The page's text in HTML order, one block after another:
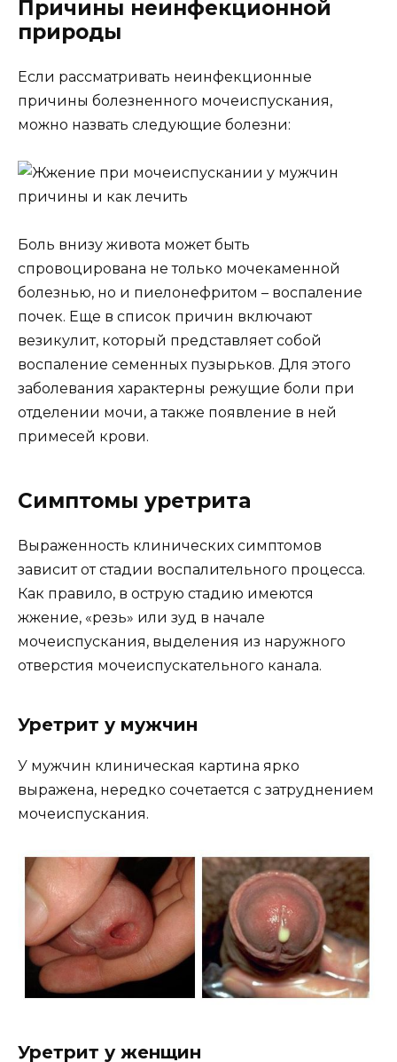
Причины неинфекционной
природы
Если рассматривать неинфекционные
причины болезненного мочеиспускания,
можно назвать следующие болезни:
Боль внизу живота может быть
спровоцирована не только мочекаменной
болезнью, но и пиелонефритом – воспаление
почек. Еще в список причин включают
везикулит, который представляет собой
воспаление семенных пузырьков. Для этого
заболевания характерны режущие боли при
отделении мочи, а также появление в ней
примесей крови.
Симптомы уретрита
Выраженность клинических симптомов
зависит от стадии воспалительного процесса.
Как правило, в острую стадию имеются
жжение, «резь» или зуд в начале
мочеиспускания, выделения из наружного
отверстия мочеиспускательного канала.
Уретрит у мужчин
У мужчин клиническая картина ярко
выражена, нередко сочетается с затруднением
мочеиспускания.
Уретрит у женщин